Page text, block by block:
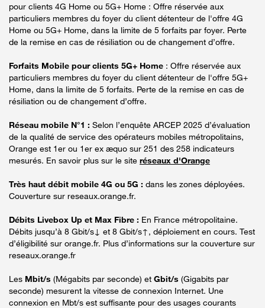
pour clients 4G Home ou 5G+ Home : Offre réservée aux
particuliers membres du foyer du client détenteur de l'offre 4G
Home ou 5G+ Home, dans la limite de 5 forfaits par foyer. Perte
de la remise en cas de résiliation ou de changement d’offre.
Forfaits Mobile pour clients 5G+ Home : Offre réservée aux
particuliers membres du foyer du client détenteur de l'offre 5G+
Home, dans la limite de 5 forfaits. Perte de la remise en cas de
résiliation ou de changement d’offre.
Réseau mobile N°1 : Selon l’enquête ARCEP 2025 d’évaluation
de la qualité de service des opérateurs mobiles métropolitains,
Orange est 1er ou 1er ex æquo sur 251 des 258 indicateurs
mesurés. En savoir plus sur le site réseaux d'Orange
Très haut débit mobile 4G ou 5G : dans les zones déployées.
Couverture sur reseaux.orange.fr.
Débits Livebox Up et Max Fibre : En France métropolitaine.
Débits jusqu’à 8 Gbit/s↓ et 8 Gbit/s↑, déploiement en cours. Test
d’éligibilité sur orange.fr. Plus d’informations sur la couverture sur
reseaux.orange.fr
Les Mbit/s (Mégabits par seconde) et Gbit/s (Gigabits par
seconde) mesurent la vitesse de connexion Internet. Une
connexion en Mbt/s est suffisante pour des usages courants